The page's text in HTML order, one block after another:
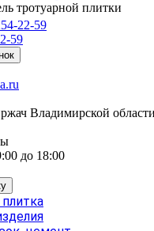
тротуарной плитки
22-59
59
Владимирской
до 18:00